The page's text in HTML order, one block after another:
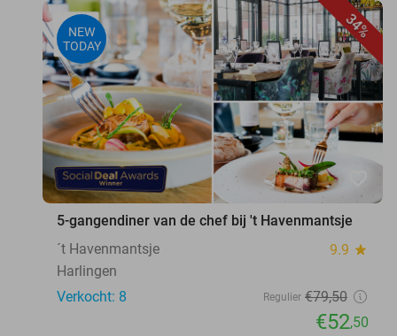
34%
NEW
TODAY
favorite_border
5-gangendiner van de chef bij 't Havenmantsje
´t Havenmantsje
9.9 star
Harlingen
Verkocht: 8
Regulier €79,50
€52,50